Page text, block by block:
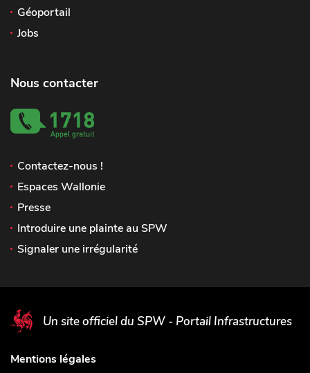
Géoportail
Jobs
Nous contacter
Contactez-nous !
Espaces Wallonie
Presse
Introduire une plainte au SPW
Signaler une irrégularité
Un site officiel du SPW - Portail Infrastructures
Mentions légales